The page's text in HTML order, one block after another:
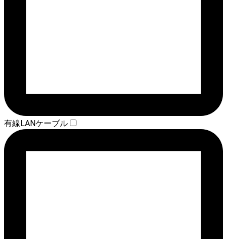
有線LANケーブル